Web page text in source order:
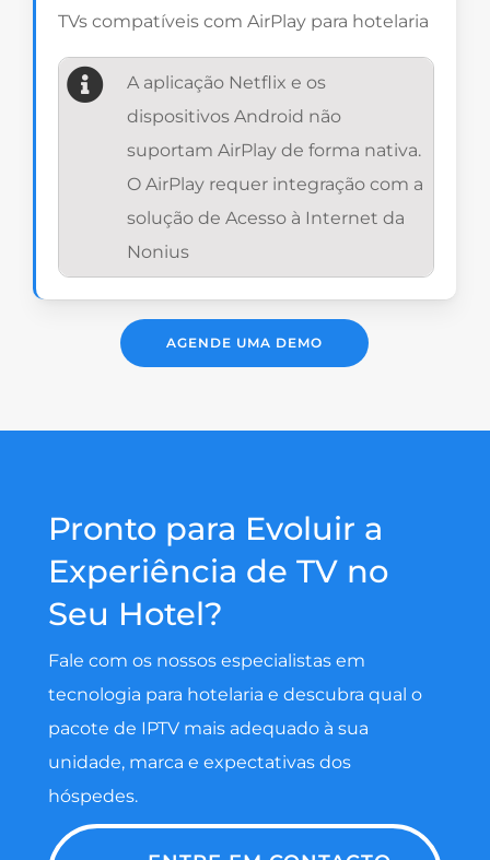
TVs compatíveis com AirPlay para hotelaria
A aplicação Netflix e os
dispositivos Android não
suportam AirPlay de forma nativa.
O AirPlay requer integração com a
solução de Acesso à Internet da
Nonius
AGENDE UMA DEMO
Pronto para Evoluir a
Experiência de TV no
Seu Hotel?
Fale com os nossos especialistas em
tecnologia para hotelaria e descubra qual o
pacote de IPTV mais adequado à sua
unidade, marca e expectativas dos
hóspedes.